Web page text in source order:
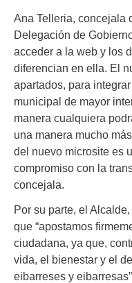
Ana Telleria, concejala
Delegación de
acceder a la web y los
diferencian en ella. El
apartados, para
municipal de mayor
manera cualquiera
una manera mucho
del nuevo microsite es
compromiso con la
concejala.
Por su parte, el
que “apostamos
ciudadana, ya que,
vida, el bienestar y el
eibarreses y